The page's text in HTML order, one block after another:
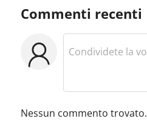
Commenti recenti
Nessun commento trovato.